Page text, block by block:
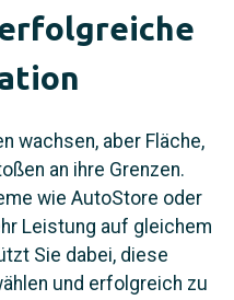
wachsen, aber Fläche,
an ihre Grenzen.
wie AutoStore oder
Leistung auf gleichem
Sie dabei, diese
und erfolgreich zu